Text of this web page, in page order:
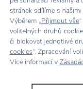
7500+ produktov
Showroom v Zlíne
stránek sdílíme s
Výběrem „Přijmout vše
volitelných druhů
či blokovat jednotlivé
cookies“. Zpracování
Více informací v